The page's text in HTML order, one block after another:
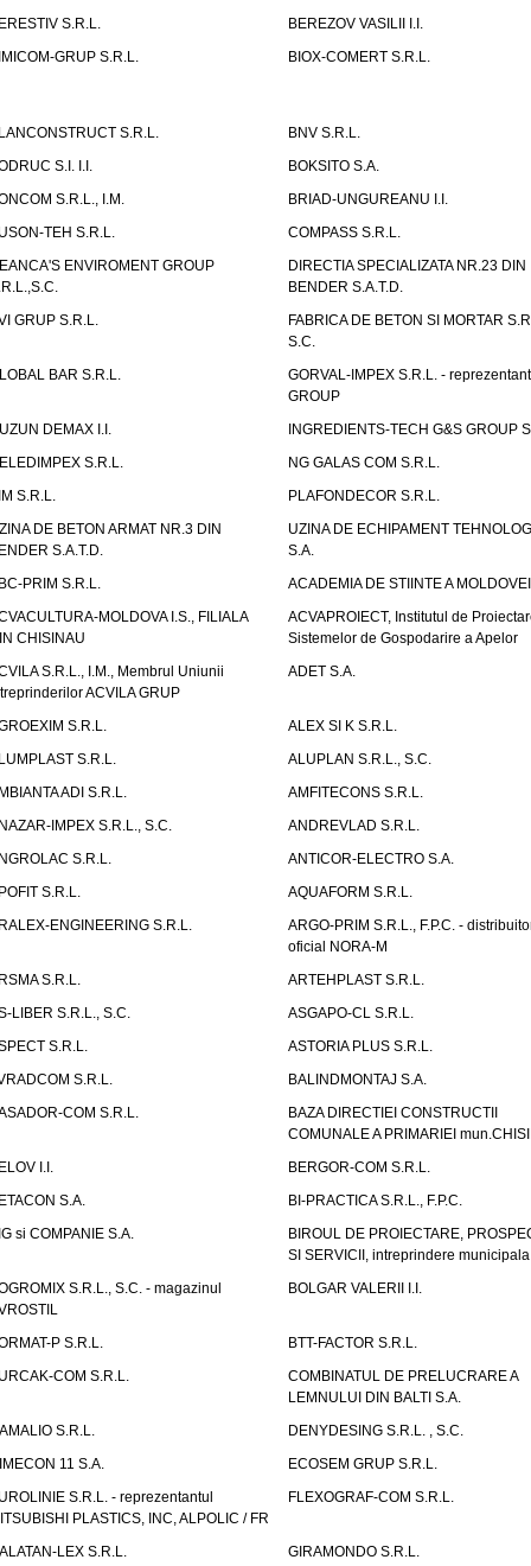
S.R.L.
BEREZOV VASILII I.I.
GRUP S.R.L.
BIOX-COMERT S.R.L.
S.R.L.
BNV S.R.L.
S.I. I.I.
BOKSITO S.A.
S.R.L., I.M.
BRIAD-UNGUREANU I.I.
TEH S.R.L.
COMPASS S.R.L.
ENVIROMENT GROUP
DIRECTIA SPECIALIZATA NR.23 DIN
BENDER S.A.T.D.
GRUP S.R.L.
FABRICA DE BETON SI MORTAR
S.C.
BAR S.R.L.
GORVAL-IMPEX S.R.L. -
GROUP
DEMAX I.I.
INGREDIENTS-TECH G&S GROUP
S.R.L.
NG GALAS COM S.R.L.
S.R.L.
PLAFONDECOR S.R.L.
DE BETON ARMAT NR.3 DIN
S.A.T.D.
UZINA DE ECHIPAMENT
S.A.
PRIM S.R.L.
ACADEMIA DE STIINTE A MOLDOVEI
MOLDOVA I.S., FILIALA
CHISINAU
ACVAPROIECT, Institutul de
Sistemelor de Gospodarire a Apelor
S.R.L., I.M., Membrul Uniunii
ACVILA GRUP
ADET S.A.
S.R.L.
ALEX SI K S.R.L.
S.R.L.
ALUPLAN S.R.L., S.C.
ADI S.R.L.
AMFITECONS S.R.L.
IMPEX S.R.L., S.C.
ANDREVLAD S.R.L.
S.R.L.
ANTICOR-ELECTRO S.A.
S.R.L.
AQUAFORM S.R.L.
ENGINEERING S.R.L.
ARGO-PRIM S.R.L., F.P.C. -
oficial NORA-M
S.R.L.
ARTEHPLAST S.R.L.
LIBER S.R.L., S.C.
ASGAPO-CL S.R.L.
S.R.L.
ASTORIA PLUS S.R.L.
S.R.L.
BALINDMONTAJ S.A.
COM S.R.L.
BAZA DIRECTIEI CONSTRUCTII
COMUNALE A PRIMARIEI
I.I.
BERGOR-COM S.R.L.
S.A.
BI-PRACTICA S.R.L., F.P.C.
si COMPANIE S.A.
BIROUL DE PROIECTARE,
SI SERVICII, intreprindere municipala
S.R.L., S.C. - magazinul
BOLGAR VALERII I.I.
P S.R.L.
BTT-FACTOR S.R.L.
COM S.R.L.
COMBINATUL DE PRELUCRARE A
LEMNULUI DIN BALTI S.A.
S.R.L.
DENYDESING S.R.L. , S.C.
11 S.A.
ECOSEM GRUP S.R.L.
S.R.L. - reprezentantul
PLASTICS, INC, ALPOLIC / FR
FLEXOGRAF-COM S.R.L.
LEX S.R.L.
GIRAMONDO S.R.L.